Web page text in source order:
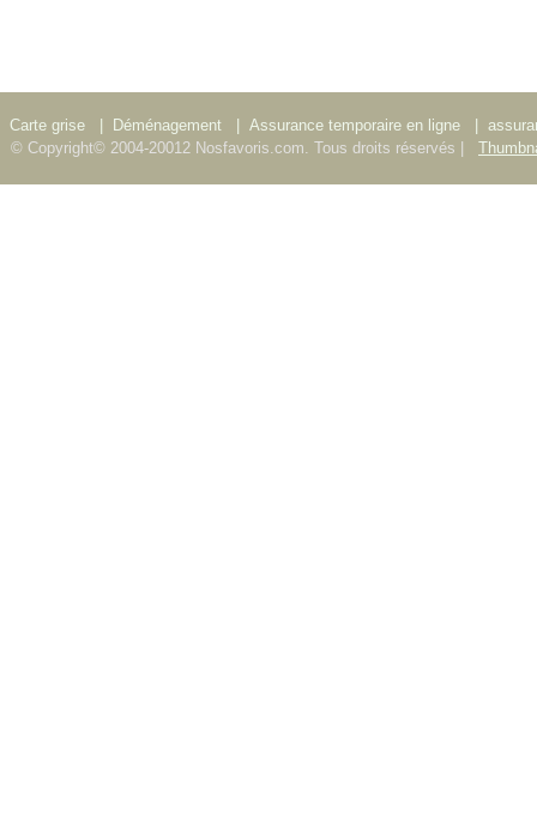
Carte grise Déménagement Assurance temporaire en ligne
© Copyright© 2004-20012 Nosfavoris.com. Tous droits réservés |